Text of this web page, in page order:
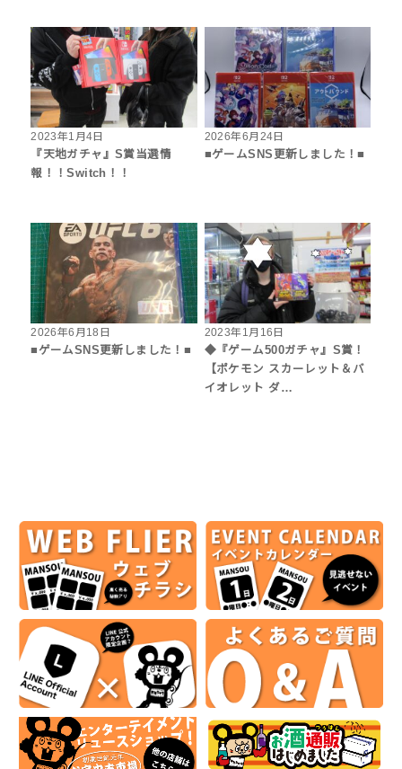
2023年1月4日
『天地ガチャ』S賞当選情
報！！Switch！！
2026年6月24日
■ゲームSNS更新しました！■
2026年6月18日
■ゲームSNS更新しました！■
2023年1月16日
◆『ゲーム500ガチャ』S賞！
【ポケモン スカーレット＆バ
イオレット ダ…